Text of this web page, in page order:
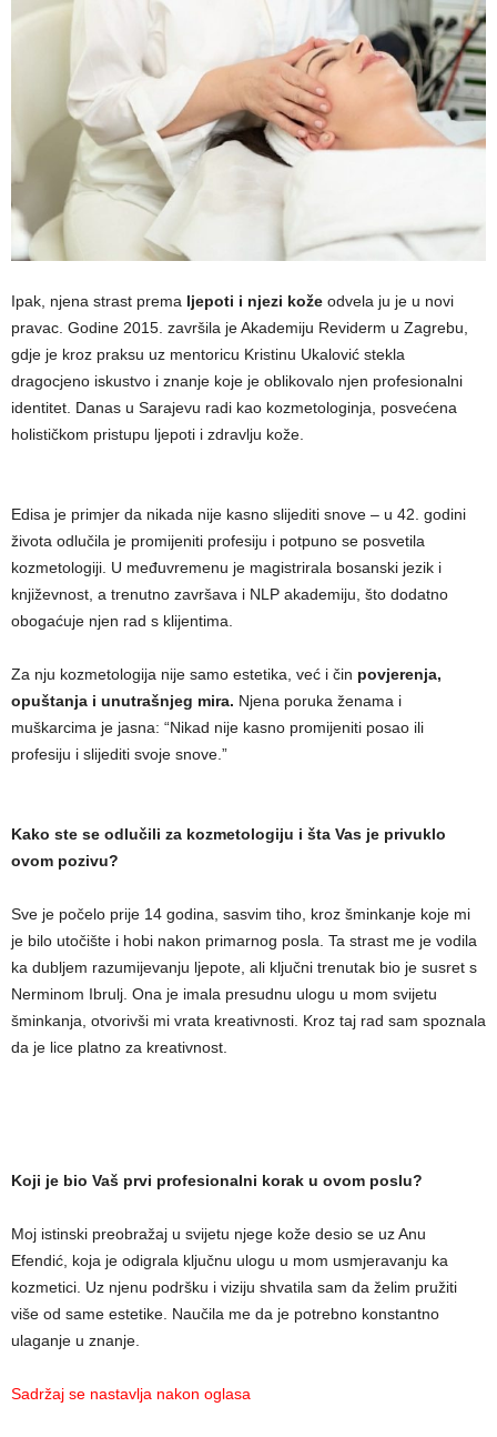
Ipak, njena strast prema ljepoti i njezi kože odvela ju je u novi
pravac. Godine 2015. završila je Akademiju Reviderm u Zagrebu,
gdje je kroz praksu uz mentoricu Kristinu Ukalović stekla
dragocjeno iskustvo i znanje koje je oblikovalo njen profesionalni
identitet. Danas u Sarajevu radi kao kozmetologinja, posvećena
holističkom pristupu ljepoti i zdravlju kože.
Edisa je primjer da nikada nije kasno slijediti snove – u 42. godini
života odlučila je promijeniti profesiju i potpuno se posvetila
kozmetologiji. U međuvremenu je magistrirala bosanski jezik i
književnost, a trenutno završava i NLP akademiju, što dodatno
obogaćuje njen rad s klijentima.
Za nju kozmetologija nije samo estetika, već i čin povjerenja,
opuštanja i unutrašnjeg mira. Njena poruka ženama i
muškarcima je jasna: “Nikad nije kasno promijeniti posao ili
profesiju i slijediti svoje snove.”
Kako ste se odlučili za kozmetologiju i šta Vas je privuklo
ovom pozivu?
Sve je počelo prije 14 godina, sasvim tiho, kroz šminkanje koje mi
je bilo utočište i hobi nakon primarnog posla. Ta strast me je vodila
ka dubljem razumijevanju ljepote, ali ključni trenutak bio je susret s
Nerminom Ibrulj. Ona je imala presudnu ulogu u mom svijetu
šminkanja, otvorivši mi vrata kreativnosti. Kroz taj rad sam spoznala
da je lice platno za kreativnost.
Koji je bio Vaš prvi profesionalni korak u ovom poslu?
Moj istinski preobražaj u svijetu njege kože desio se uz Anu
Efendić, koja je odigrala ključnu ulogu u mom usmjeravanju ka
kozmetici. Uz njenu podršku i viziju shvatila sam da želim pružiti
više od same estetike. Naučila me da je potrebno konstantno
ulaganje u znanje.
Sadržaj se nastavlja nakon oglasa